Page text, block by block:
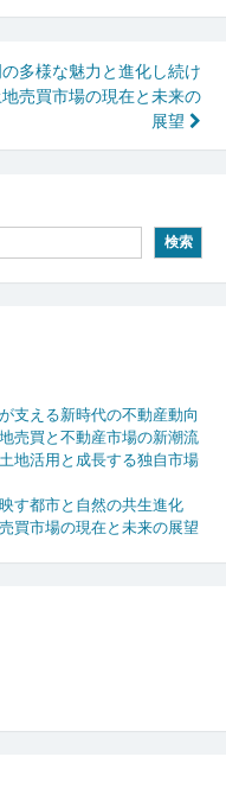
多様な魅力と進化し続け
売買市場の現在と未来の
展望
検索
支える新時代の不動産動向
売買と不動産市場の新潮流
地活用と成長する独自市場
す都市と自然の共生進化
買市場の現在と未来の展望